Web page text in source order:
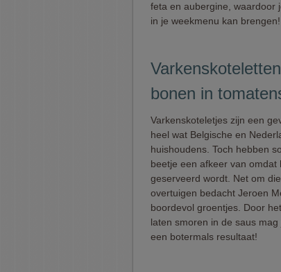
feta en aubergine, waardoor
in je weekmenu kan brengen!
bonen in
Varkenskoteletjes zijn een
heel wat Belgische en
huishoudens. Toch hebben
beetje een afkeer van omdat
geserveerd wordt. Net om
overtuigen bedacht Jeroen
boordevol groentjes. Door
laten smoren in de saus
een botermals resultaat!